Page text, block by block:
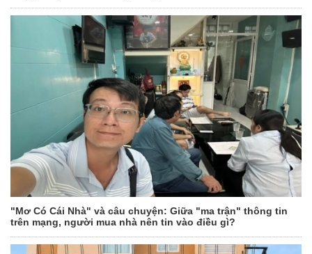
"Mơ Có Cái Nhà" và câu chuyện: Giữa "ma trận" thông tin
trên mạng, người mua nhà nên tin vào điều gì?